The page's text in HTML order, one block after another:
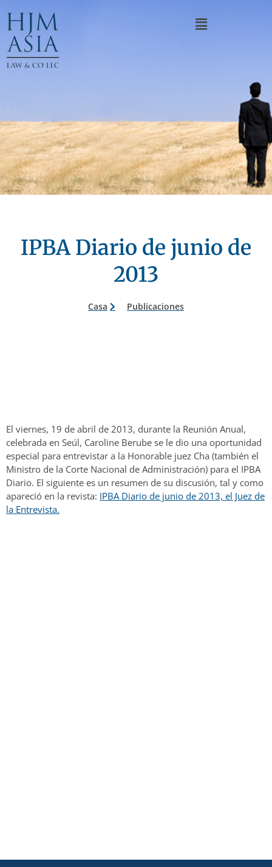
IPBA Diario de junio de
2013
Casa Publicaciones
El viernes, 19 de abril de 2013, durante la Reunión Anual,
celebrada en Seúl, Caroline Berube se le dio una oportunidad
especial para entrevistar a la Honorable juez Cha (también el
Ministro de la Corte Nacional de Administración) para el IPBA
Diario. El siguiente es un resumen de su discusión, tal y como
apareció en la revista: IPBA Diario de junio de 2013, el Juez de
la Entrevista.